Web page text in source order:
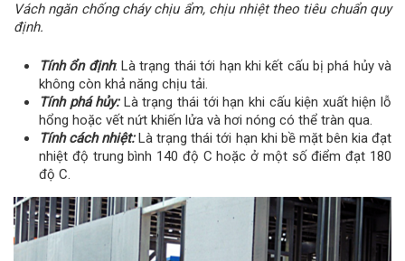
Vách ngăn chống cháy chịu ẩm, chịu nhiệt theo tiêu chuẩn quy
định.
Tính ổn định: Là trạng thái tới hạn khi kết cấu bị phá hủy và
không còn khả năng chịu tải.
Tính phá hủy:Là trạng thái tới hạn khi cấu kiện xuất hiện lỗ
hổng hoặc vết nứt khiến lửa và hơi nóng có thể tràn qua.
Tính cách nhiệt:Là trạng thái tới hạn khi bề mặt bên kia đạt
nhiệt độ trung bình 140 độ C hoặc ở một số điểm đạt 180
độ C.